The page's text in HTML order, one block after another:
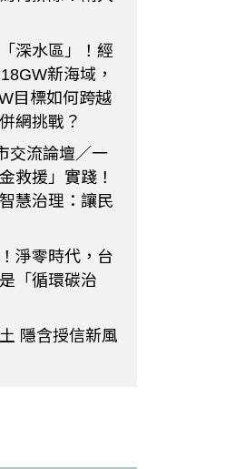
深水區」！經
新海域，
目標如何跨越
網挑戰？
交流論壇／一
救援」實踐！
慧治理：讓民
淨零時代，台
「循環碳治
隱含授信新風